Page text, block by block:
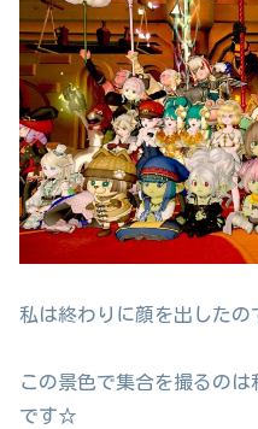
私は終わりに顔を出したの
この景色で集合を撮るの
です☆